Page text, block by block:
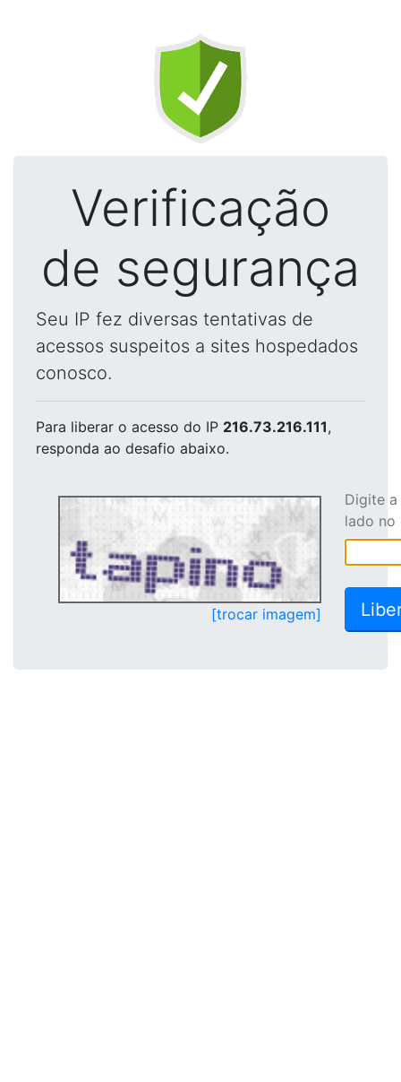
Verificação
de segurança
Seu IP fez diversas tentativas de
acessos suspeitos a sites hospedados
conosco.
Para liberar o acesso do IP 216.73.216.111,
responda ao desafio abaixo.
[trocar imagem]
Digite
lado no